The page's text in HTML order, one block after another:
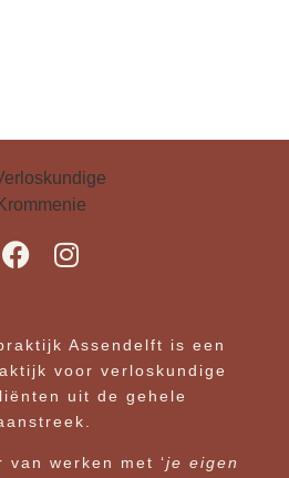
Assendelft is een
voor verloskundige
uit de gehele
van werken met ‘je eigen